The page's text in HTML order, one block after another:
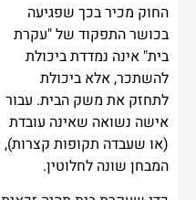
החוק מכיר בכך שפגיעה
בכושר התפקוד של "עקרת
בית" אינה נמדדת ביכולת
להשתכר, אלא ביכולת
לתחזק את משק הבית. עבור
אישה נשואה שאינה עובדת
(או שעבדה תקופות קצרות),
המבחן שונה לחלוטין.